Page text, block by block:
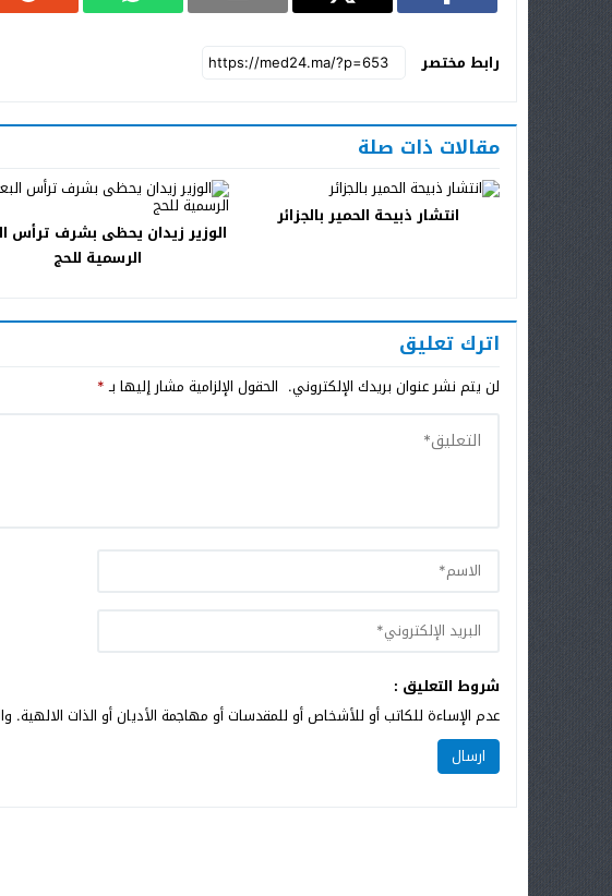
رابط مختصر
مقالات ذات صلة
انتشار ذبيحة الحمير بالجزائر
الوزير زيدان يحظى بشرف ترأس
الرسمية للحج
اترك تعليق
لن يتم نشر عنوان بريدك الإلكتروني. الحقول الإلزامية مشار إليها بـ*
شروط التعليق :
عدم الإساءة للكاتب أو للأشخاص أو للمقدسات أو مهاجمة الأديان أو الذات الالهية.